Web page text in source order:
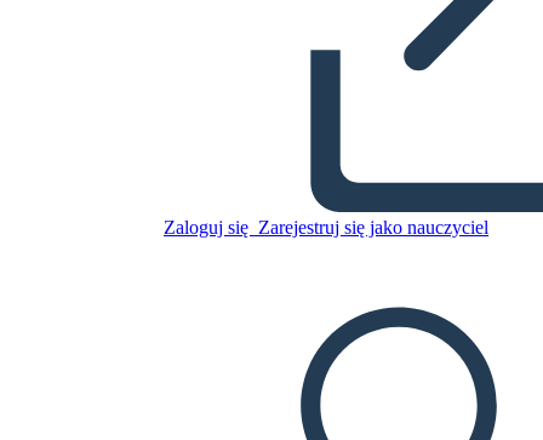
Zaloguj się Zarejestruj się jako nauczyciel
Editable Science Hypothesis
Skopiuj tę scenorys
STWÓRZ SCENORYS
PRZECZYTAJ MI